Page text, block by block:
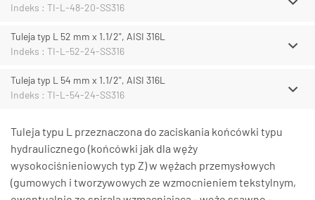
Indeks : TI-L-48-20-SS316
Tuleja typ L 52 mm x 1.1/2", AISI 316L
Indeks : TI-L-52-24-SS316
Tuleja typ L 54 mm x 1.1/2", AISI 316L
Indeks : TI-L-54-24-SS316
Tuleja typu L przeznaczona do zaciskania końcówki typu
hydraulicznego (końcówki jak dla węży
wysokociśnieniowych typ Z) w wężach przemysłowych
(gumowych i tworzywowych ze wzmocnieniem tekstylnym,